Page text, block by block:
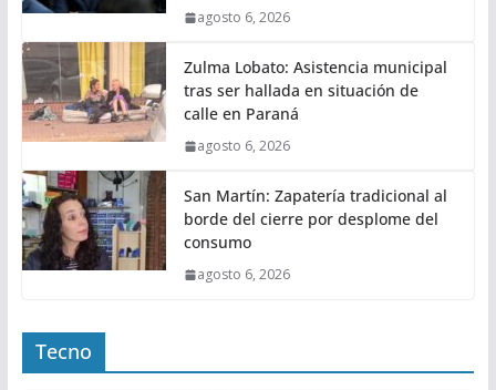
agosto 6, 2026
Zulma Lobato: Asistencia municipal
tras ser hallada en situación de
calle en Paraná
agosto 6, 2026
San Martín: Zapatería tradicional al
borde del cierre por desplome del
consumo
agosto 6, 2026
Tecno